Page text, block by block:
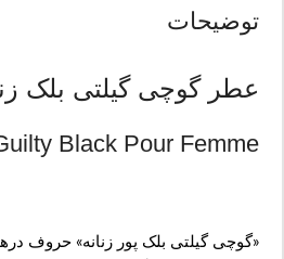
توضیحات
عطر گوچی گیلتی بلک
Black Pour Femme